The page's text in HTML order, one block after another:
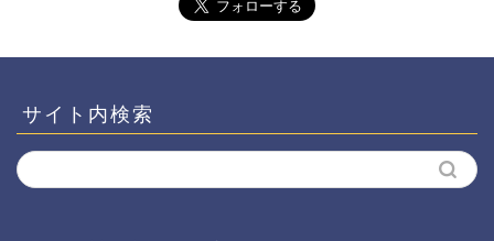
サイト内検索